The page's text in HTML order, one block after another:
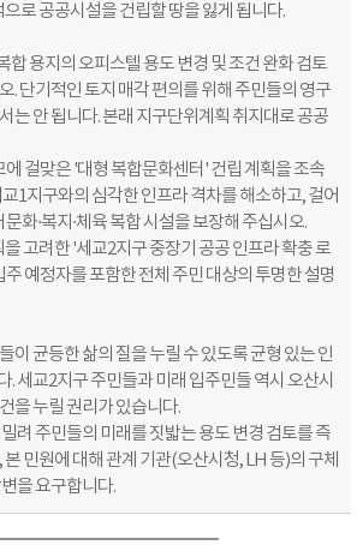
로 공공시설을 건립할 땅을 잃게 됩니다.
합 용지의 오피스텔 용도 변경 및 조건 완화 검토
. 단기적인 토지 매각 편의를 위해 주민들의 영구
는 안 됩니다. 본래 지구단위계획 취지대로 공공
에 걸맞은 '대형 복합문화센터' 건립 계획을 조속
1지구와의 심각한 인프라 격차를 해소하고, 걸어
화·복지·체육 복합 시설을 보장해 주십시오.
고려한 '세교2지구 중장기 공공 인프라 확충 로
예정자를 포함한 전체 주민 대상의 투명한 설명
이 균등한 삶의 질을 누릴 수 있도록 균형 있는 인
. 세교2지구 주민들과 미래 입주민들 역시 오산시
을 누릴 권리가 있습니다.
려 주민들의 미래를 짓밟는 용도 변경 검토를 즉
민원에 대해 관계 기관(오산시청, LH 등)의 구체
을 요구합니다.